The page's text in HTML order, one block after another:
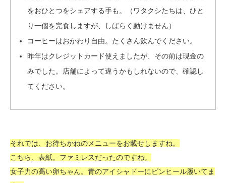
をおひとつをシェアする手も。（ワタクシたちは、ひと
り一個を完食しますが、しばらく動けません）
コーヒーはおかわり自由。たくさん飲んでください。
昨年はクレジットカード使えましたが、その前は現金の
みでした。店舗によって違うかもしれないので、確認し
てください。
それでは、お待ちかねのメニューをお載せしますね。
こちら、表紙。ファミレスだったのですね。
女子力の高い卵ちゃん。青のアイシャドーにピンヒール履いてま